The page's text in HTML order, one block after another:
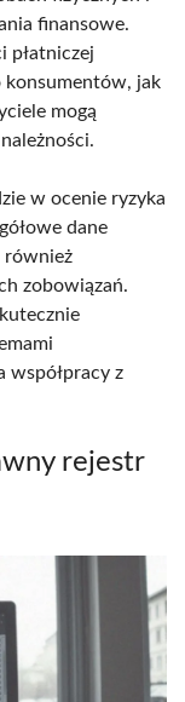
finansowe.
płatniczej
jak
mogą
w ocenie ryzyka
dane
również
zobowiązań.
współpracy z
rejestr